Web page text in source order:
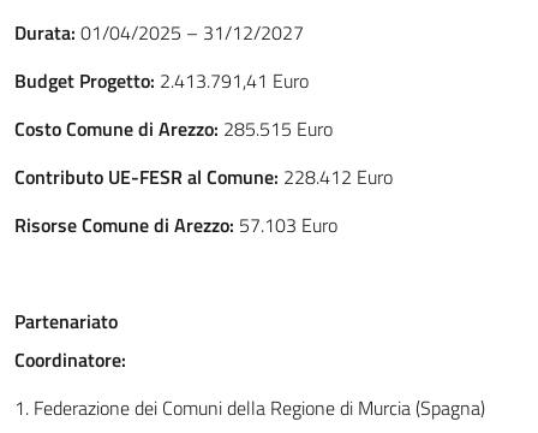
Durata: 01/04/2025 – 31/12/2027
Budget Progetto: 2.413.791,41 Euro
Costo Comune di Arezzo: 285.515 Euro
Contributo UE-FESR al Comune: 228.412 Euro
Risorse Comune di Arezzo: 57.103 Euro
Partenariato
Coordinatore:
1. Federazione dei Comuni della Regione di Murcia (Spagna)